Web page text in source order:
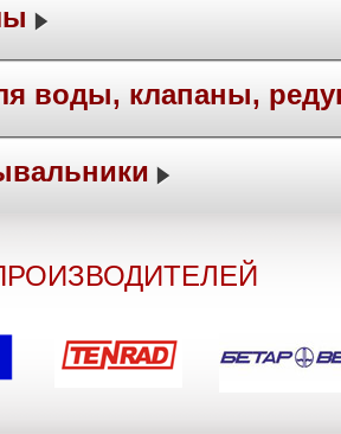
воды, клапаны,